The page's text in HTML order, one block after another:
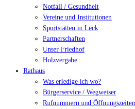
Notfall / Gesundheit
Vereine und Institutionen
Sportstätten in Leck
Partnerschaften
Unser Friedhof
Holzvergabe
Rathaus
Was erledige ich wo?
Bürgerservice / Wegweiser
Rufnummern und Öffnungszeiten